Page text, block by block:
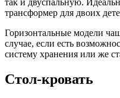
трансформер для двоих
Горизонтальные модели
случае, если есть
систему хранения или же
Стол-кровать